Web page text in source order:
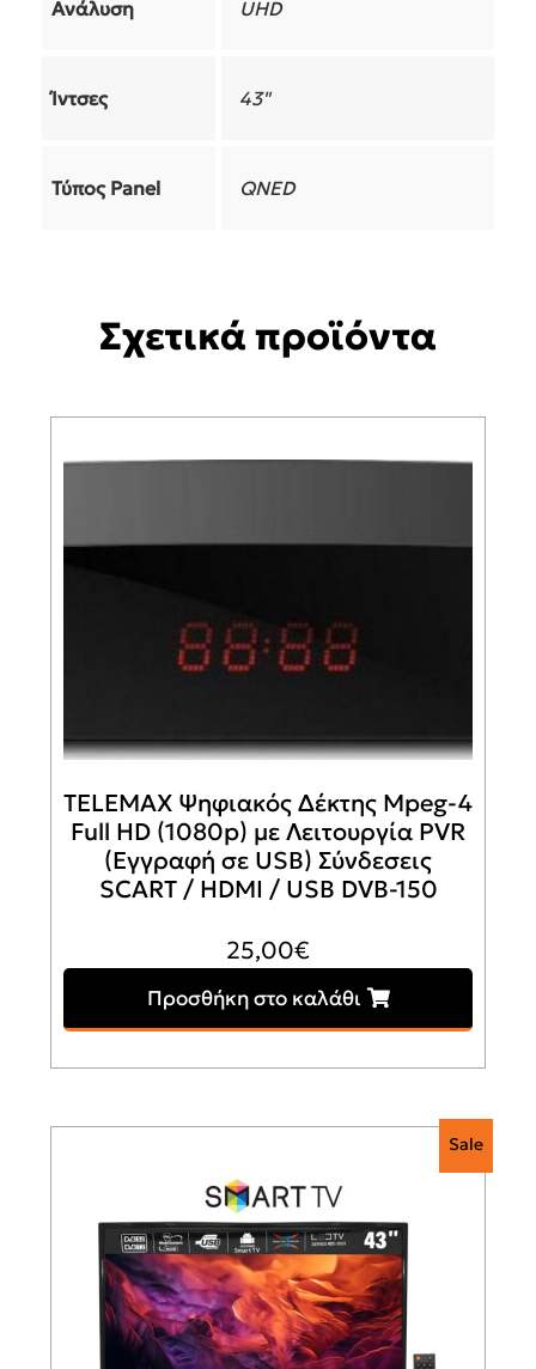
Ανάλυση UHD
Ίντσες 43"
Τύπος Panel QNED
Σχετικά προϊόντα
TELEMAX Ψηφιακός Δέκτης Mpeg-4
Full HD (1080p) με Λειτουργία PVR
(Εγγραφή σε USB) Σύνδεσεις
SCART / HDMI / USB DVB-150
25,00€
Προσθήκη στο καλάθι
Sale